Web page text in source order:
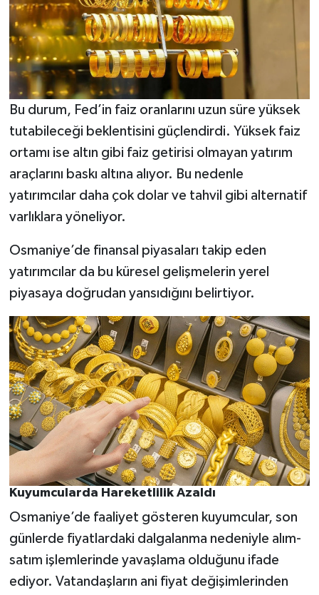
Bu durum, Fed’in faiz oranlarını uzun süre yüksek
tutabileceği beklentisini güçlendirdi. Yüksek faiz
ortamı ise altın gibi faiz getirisi olmayan yatırım
araçlarını baskı altına alıyor. Bu nedenle
yatırımcılar daha çok dolar ve tahvil gibi alternatif
varlıklara yöneliyor.
Osmaniye’de finansal piyasaları takip eden
yatırımcılar da bu küresel gelişmelerin yerel
piyasaya doğrudan yansıdığını belirtiyor.
Kuyumcularda Hareketlilik Azaldı
Osmaniye’de faaliyet gösteren kuyumcular, son
günlerde fiyatlardaki dalgalanma nedeniyle alım-
satım işlemlerinde yavaşlama olduğunu ifade
ediyor. Vatandaşların ani fiyat değişimlerinden